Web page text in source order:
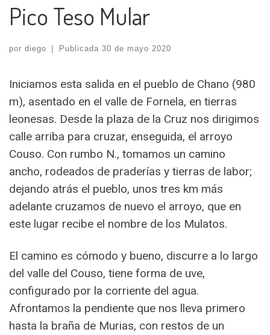
Pico Teso Mular
por diego Publicada 30 de mayo 2020
Iniciamos esta salida en el pueblo de Chano (980
m), asentado en el valle de Fornela, en tierras
leonesas. Desde la plaza de la Cruz nos dirigimos
calle arriba para cruzar, enseguida, el arroyo
Couso. Con rumbo N., tomamos un camino
ancho, rodeados de praderías y tierras de labor;
dejando atrás el pueblo, unos tres km más
adelante cruzamos de nuevo el arroyo, que en
este lugar recibe el nombre de los Mulatos.
El camino es cómodo y bueno, discurre a lo largo
del valle del Couso, tiene forma de uve,
configurado por la corriente del agua.
Afrontamos la pendiente que nos lleva primero
hasta la braña de Murias, con restos de un